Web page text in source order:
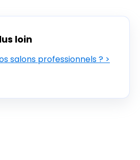
loin
salons professionnels ? >